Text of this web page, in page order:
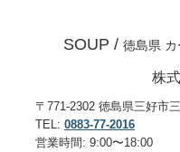
SOUP / 徳島県
株
〒771-2302 徳島県三好市
TEL: 0883-77-2016
営業時間: 9:00〜18:00